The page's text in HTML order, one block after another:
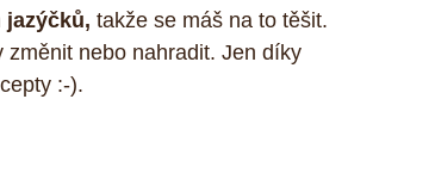
Vtipy, citáty, motivace Maso a zdravé recepty
jazýčků, takže se máš na to těšit.
nebo nahradit. Jen díky
:-).